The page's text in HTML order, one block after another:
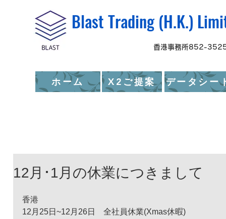
Blast Trading (H.K.)
香港事務所852-
ホーム X2ご提案 データシー
12月･1月の休業につきまして
香港
12月25日~12月26日　全社員休業(Xmas休暇)